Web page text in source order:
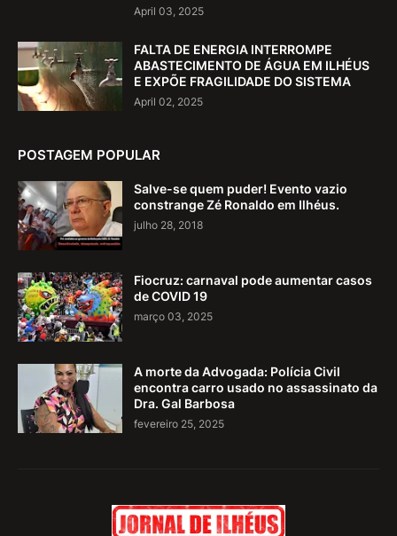
April 03, 2025
FALTA DE ENERGIA INTERROMPE
ABASTECIMENTO DE ÁGUA EM ILHÉUS
E EXPÕE FRAGILIDADE DO SISTEMA
April 02, 2025
POSTAGEM POPULAR
Salve-se quem puder! Evento vazio
constrange Zé Ronaldo em Ilhéus.
julho 28, 2018
Fiocruz: carnaval pode aumentar casos
de COVID 19
março 03, 2025
A morte da Advogada: Polícia Civil
encontra carro usado no assassinato da
Dra. Gal Barbosa
fevereiro 25, 2025